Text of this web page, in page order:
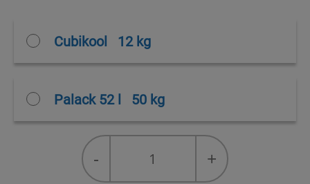
Cubikool 12 kg
Palack 52 l 50 kg
- +